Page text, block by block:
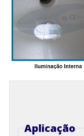
Aplicação